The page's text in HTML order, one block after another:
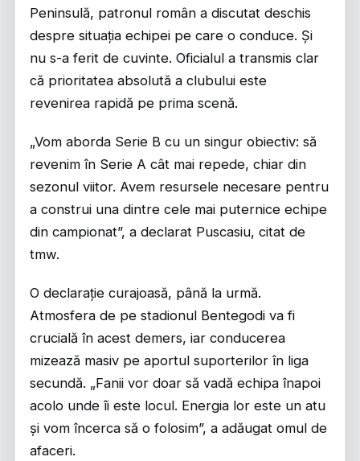
Peninsulă, patronul român a discutat deschis
despre situația echipei pe care o conduce. Și
nu s-a ferit de cuvinte. Oficialul a transmis clar
că prioritatea absolută a clubului este
revenirea rapidă pe prima scenă.
„Vom aborda Serie B cu un singur obiectiv: să
revenim în Serie A cât mai repede, chiar din
sezonul viitor. Avem resursele necesare pentru
a construi una dintre cele mai puternice echipe
din campionat”, a declarat Puscasiu, citat de
tmw.
O declarație curajoasă, până la urmă.
Atmosfera de pe stadionul Bentegodi va fi
crucială în acest demers, iar conducerea
mizează masiv pe aportul suporterilor în liga
secundă. „Fanii vor doar să vadă echipa înapoi
acolo unde îi este locul. Energia lor este un atu
și vom încerca să o folosim”, a adăugat omul de
afaceri.